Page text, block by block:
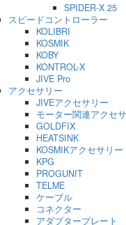
SPIDER-X 25
スピードコントローラー
KOLIBRI
KOSMIK
KOBY
KONTROL-X
JIVE Pro
アクセサリー
JIVEアクセサリー
モーター関連アクセ
GOLDFIX
HEATSINK
KOSMIKアクセサリー
KPG
PROGUNIT
TELME
ケーブル
コネクター
アダプタープレート